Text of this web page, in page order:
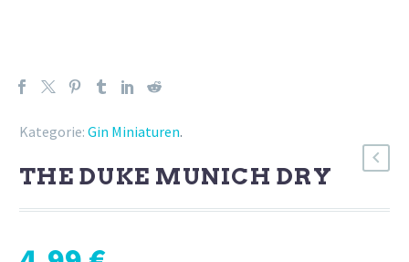
Kategorie: Gin Miniaturen.
THE DUKE MUNICH DRY